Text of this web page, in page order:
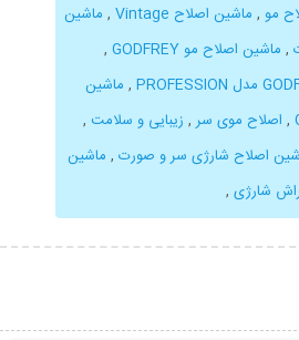
مو , ماشین اصلاح Vintage , ماشین
, ماشین اصلاح مو GODFREY
,
, ماشین
, اصلاح موی سر , زیبایی و سلامت ,
اصلاح شارژی سر و صورت , ماشین
شارژی ,